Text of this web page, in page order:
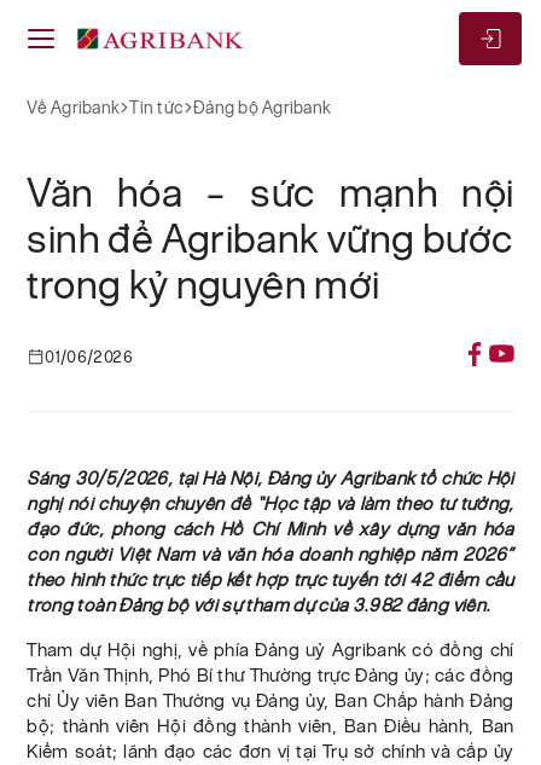
Về Agribank Tin tức Đảng bộ Agribank
Văn hóa – sức mạnh nội
sinh để Agribank vững bước
trong kỷ nguyên mới
01/06/2026
Sáng 30/5/2026, tại Hà Nội, Đảng ủy Agribank tổ chức Hội
nghị nói chuyện chuyên đề “Học tập và làm theo tư tưởng,
đạo đức, phong cách Hồ Chí Minh về xây dựng văn hóa
con người Việt Nam và văn hóa doanh nghiệp năm 2026”
theo hình thức trực tiếp kết hợp trực tuyến tới 42 điểm cầu
trong toàn Đảng bộ với sự tham dự của 3.982 đảng viên.
Tham dự Hội nghị, về phía Đảng uỷ Agribank có đồng chí
Trần Văn Thịnh, Phó Bí thư Thường trực Đảng ủy; các đồng
chí Ủy viên Ban Thường vụ Đảng ủy, Ban Chấp hành Đảng
bộ; thành viên Hội đồng thành viên, Ban Điều hành, Ban
Kiểm soát; lãnh đạo các đơn vị tại Trụ sở chính và cấp ủy